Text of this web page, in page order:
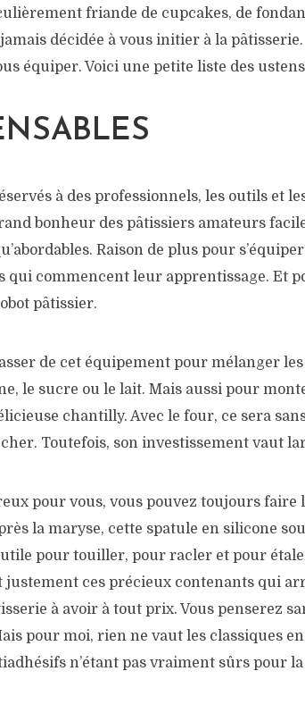
friande de cupcakes, de
décidée à vous initier à la
équiper. Voici une petite liste des
à des professionnels, les outils et
bonheur des pâtissiers amateurs
Raison de plus pour
qui commencent leur apprentissage. Et
pâtissier.
de cet équipement pour mélanger
le sucre ou le lait. Mais aussi pour
chantilly. Avec le four, ce sera
Toutefois, son investissement vaut
pour vous, vous pouvez toujours faire
la maryse, cette spatule en silicone
pour touiller, pour racler et pour
justement ces précieux contenants qui
à avoir à tout prix. Vous penserez
pour moi, rien ne vaut les classiques
n’étant pas vraiment sûrs pour la